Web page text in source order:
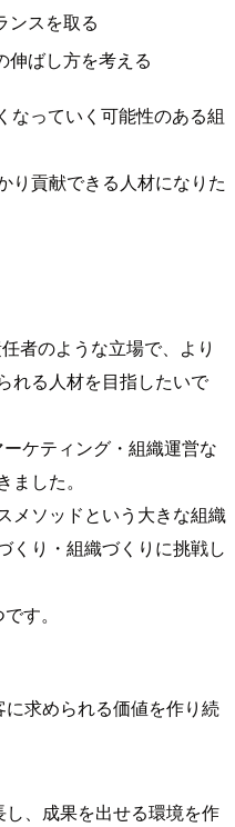
ンスを取る
伸ばし方を考える
なっていく可能性のある組
り貢献できる人材になりた
者のような立場で、より
れる人材を目指したいで
ケティング・組織運営な
した。
メソッドという大きな組織
くり・組織づくりに挑戦し
す。
求められる価値を作り続
、成果を出せる環境を作